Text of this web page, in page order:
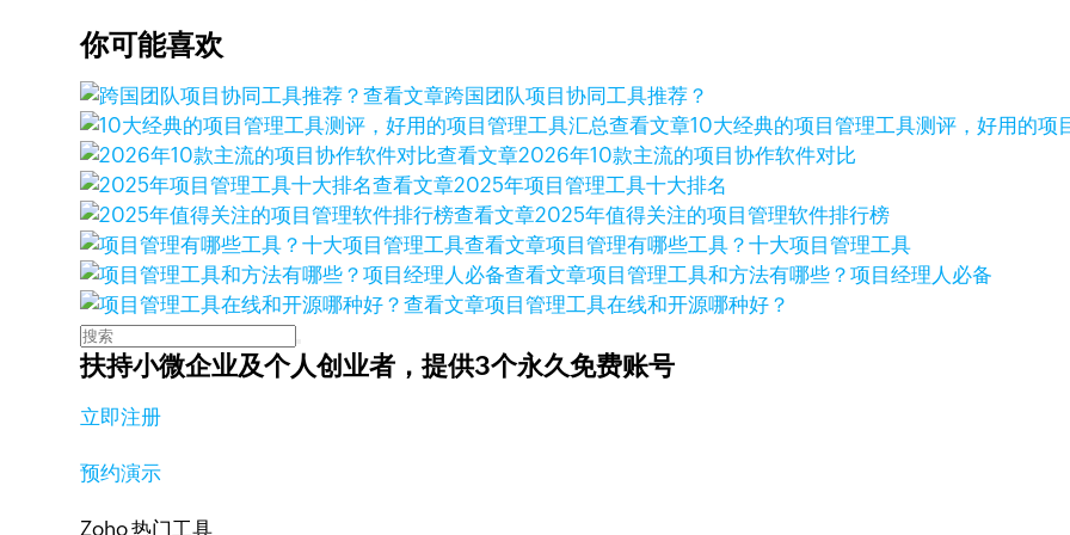
你可能喜欢
查看文章跨国团队项目协同工具推荐？
查看文章10大经典的项目管理工具测评，好用的项
查看文章2026年10款主流的项目协作软件对比
查看文章2025年项目管理工具十大排名
查看文章2025年值得关注的项目管理软件排行榜
查看文章项目管理有哪些工具？十大项目管理工具
查看文章项目管理工具和方法有哪些？项目经理人必备
查看文章项目管理工具在线和开源哪种好？
扶持小微企业及个人创业者，提供3个永久免费账号
立即注册
预约演示
Zoho 热门工具